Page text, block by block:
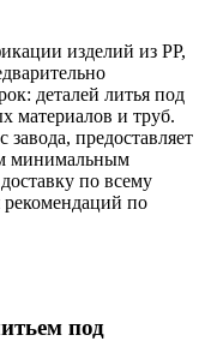
изделий из PP,
деталей литья под
материалов и труб.
завода, предоставляет
минимальным
по всему
по
под